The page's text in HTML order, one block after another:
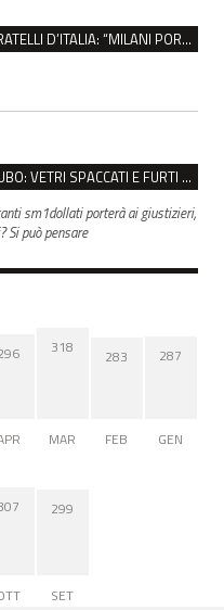
HELLWATT, SCONTRO SENZA FINE. FRATELLI D’ITALIA: “MILANI PORTA DOCUMENTI, DE FRANCO INSULTI”
REGGIO, PIAZZALE EUROPA È UN INCUBO: VETRI SPACCATI E FURTI SULLE AUTO IN SOSTA
sm1dollati porterà ai giustizieri,
Si può pensare
318
MAR
283
FEB
287
GEN
299
SET